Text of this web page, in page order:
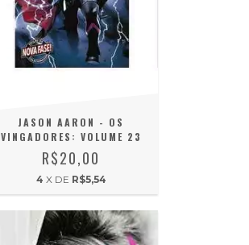
JASON AARON - OS
VINGADORES: VOLUME 23
R$20,00
4 X DE R$5,54